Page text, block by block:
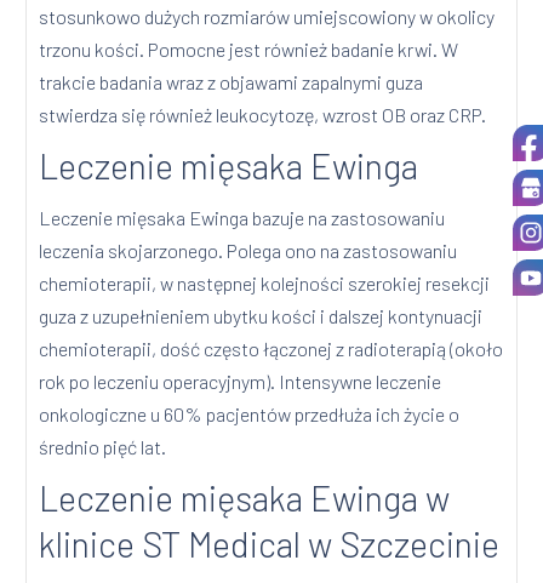
stosunkowo dużych rozmiarów umiejscowiony w okolicy
trzonu kości. Pomocne jest również badanie krwi. W
trakcie badania wraz z objawami zapalnymi guza
stwierdza się również leukocytozę, wzrost OB oraz CRP.
Leczenie mięsaka Ewinga
Leczenie mięsaka Ewinga bazuje na zastosowaniu
leczenia skojarzonego. Polega ono na zastosowaniu
chemioterapii, w następnej kolejności szerokiej resekcji
guza z uzupełnieniem ubytku kości i dalszej kontynuacji
chemioterapii, dość często łączonej z radioterapią (około
rok po leczeniu operacyjnym). Intensywne leczenie
onkologiczne u 60% pacjentów przedłuża ich życie o
średnio pięć lat.
Leczenie mięsaka Ewinga w
klinice ST Medical w Szczecinie